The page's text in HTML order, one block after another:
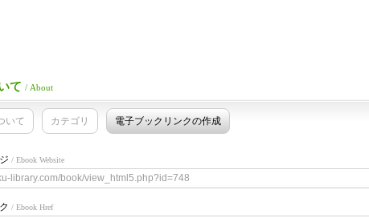
て / About
いて カテゴリ 電子ブックリンクの作成
/ Ebook Website
library.com/book/view_html5.php?id=748
/ Ebook Href